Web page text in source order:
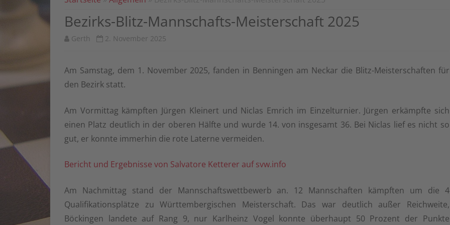
ANSCHRIFTEN SPIELLOKALE
VORSTÄNDE
MITGLIED WERDEN
1. MANNSCHAFT 1978 BIS HEUTE
3. MANNSCHAFT 1982 – 2023
BLITZ AM FREITAG 1998 BIS
HEUTE
VEREINSBLITZMEISTERSCHAFT
1966 BIS HEUTE
2. MANNSCHAFT KREISKLASSE
UNTERLAND NORD
LEINGARTEN
Bezirks-Blitz-Mannschafts-Meisterschaft 2025
Gerth 2. November 2025
Am Samstag, dem 1. November 2025, fanden in Benningen am Neckar die Blitz-Meisterschaften für
den Bezirk statt.
Am Vormittag kämpften Jürgen Kleinert und Niclas Emrich im Einzelturnier. Jürgen erkämpfte sich
einen Platz deutlich in der oberen Hälfte und wurde 14. von insgesamt 36. Bei Niclas lief es nicht so
gut, er konnte immerhin die rote Laterne vermeiden.
Bericht und Ergebnisse von Salvatore Ketterer auf svw.info
Am Nachmittag stand der Mannschaftswettbewerb an. 12 Mannschaften kämpften um die 4
Qualifikationsplätze zu Württembergischen Meisterschaft. Das war deutlich außer Reichweite,
Böckingen landete auf Rang 9, nur Karlheinz Vogel konnte überhaupt 50 Prozent der Punkte